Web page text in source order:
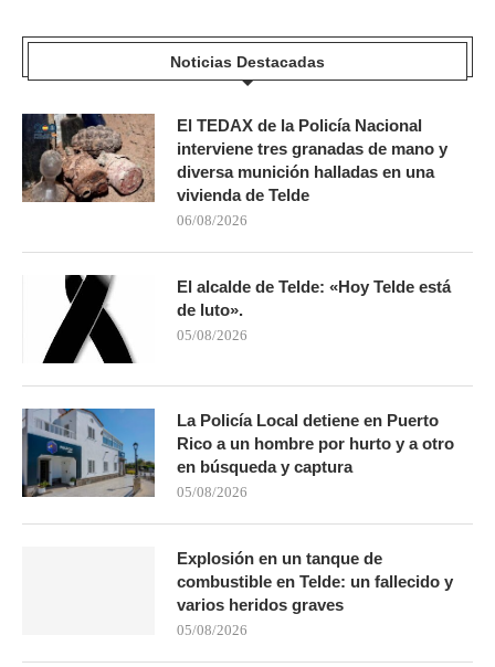
Noticias Destacadas
El TEDAX de la Policía Nacional
interviene tres granadas de mano y
diversa munición halladas en una
vivienda de Telde
06/08/2026
El alcalde de Telde: «Hoy Telde está
de luto».
05/08/2026
La Policía Local detiene en Puerto
Rico a un hombre por hurto y a otro
en búsqueda y captura
05/08/2026
Explosión en un tanque de
combustible en Telde: un fallecido y
varios heridos graves
05/08/2026